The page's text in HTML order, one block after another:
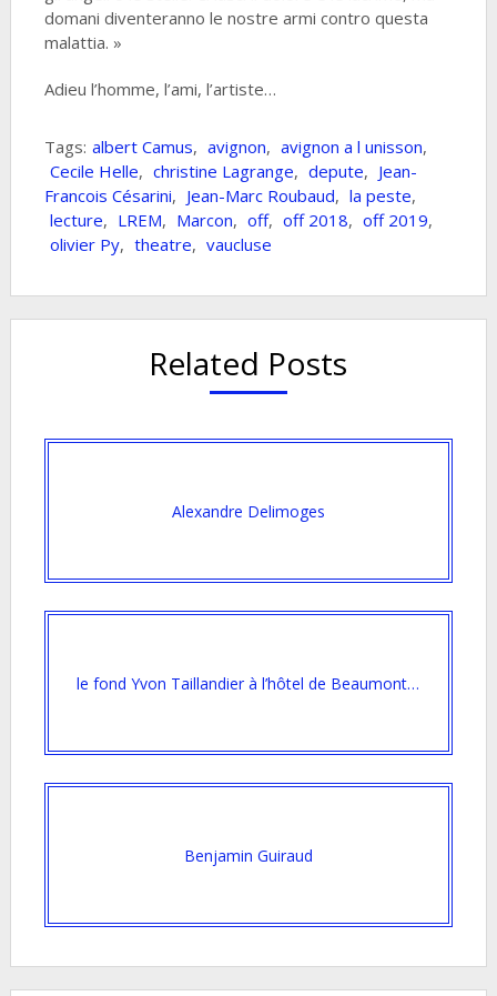
domani diventeranno le nostre armi contro questa
malattia. »
Adieu l’homme, l’ami, l’artiste…
Tags: albert Camus, avignon, avignon a l unisson,
Cecile Helle, christine Lagrange, depute, Jean-
Francois Césarini, Jean-Marc Roubaud, la peste,
lecture, LREM, Marcon, off, off 2018, off 2019,
olivier Py, theatre, vaucluse
Related Posts
Alexandre Delimoges
le fond Yvon Taillandier à l’hôtel de Beaumont…
Benjamin Guiraud